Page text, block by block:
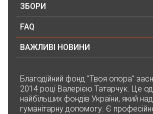
ЗБОРИ
FAQ
ВАЖЛИВІ НОВИНИ
Благодійний фонд "Твоя опора"
2014 році Валерією Татарчук. Це
найбільших фондів України, який
гуманітарну допомогу. Є